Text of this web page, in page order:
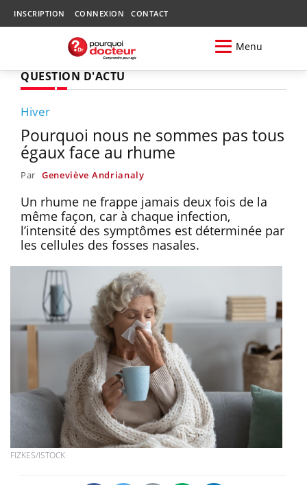
INSCRIPTION CONNEXION CONTACT
Menu
QUESTION D'ACTU
Hiver
Pourquoi nous ne sommes pas tous
égaux face au rhume
Par Geneviève Andrianaly
Un rhume ne frappe jamais deux fois de la
même façon, car à chaque infection,
l’intensité des symptômes est déterminée par
les cellules des fosses nasales.
FIZKES/ISTOCK